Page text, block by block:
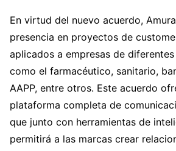
En virtud del nuevo acuerdo,
presencia en proyectos de
aplicados a empresas de
como el farmacéutico, sanitario,
AAPP, entre otros. Este acuerdo
plataforma completa de
que junto con herramientas de
permitirá a las marcas crear